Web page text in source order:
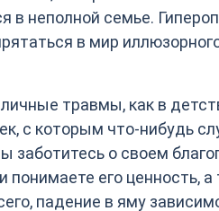
в неполной семье.
в мир
травмы, как в
с которым что-нибудь
заботитесь о своем
его ценность,
падение в яму